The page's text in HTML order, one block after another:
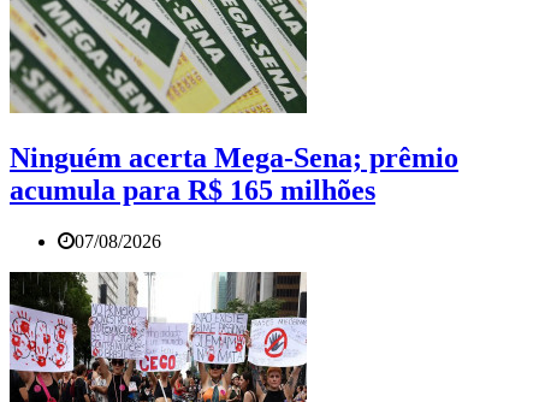
Ninguém acerta Mega-Sena; prêmio
acumula para R$ 165 milhões
07/08/2026